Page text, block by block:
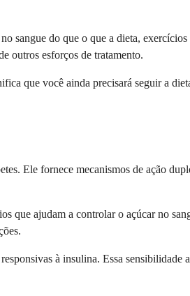
sangue do que o que a dieta,
outros esforços de tratamento.
que você ainda precisará seguir a
Ele fornece mecanismos de ação
ajudam a controlar o açúcar no
à insulina. Essa